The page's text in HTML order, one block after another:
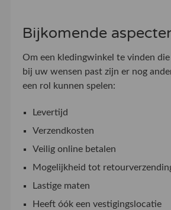
Bijkomende
Om een kledingwinkel te vinden
bij uw wensen past zijn er nog
een rol kunnen spelen:
Levertijd
Verzendkosten
Veilig online betalen
Mogelijkheid tot
Lastige maten
Heeft óók een vestigingslocatie